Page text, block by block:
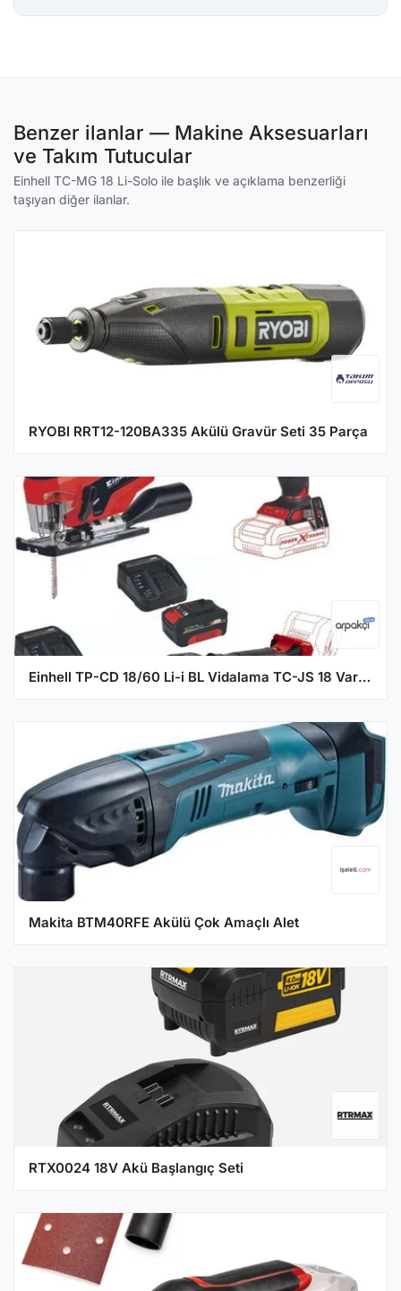
Benzer ilanlar — Makine Aksesuarları
ve Takım Tutucular
Einhell TC-MG 18 Li-Solo ile başlık ve açıklama benzerliği
taşıyan diğer ilanlar.
RYOBI RRT12-120BA335 Akülü Gravür Seti 35 Parça
Einhell TP-CD 18/60 Li-i BL Vidalama TC-JS 18 Varrito 2x4.0ah Set
Makita BTM40RFE Akülü Çok Amaçlı Alet
RTX0024 18V Akü Başlangıç Seti